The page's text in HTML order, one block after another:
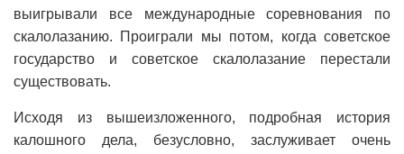
выигрывали все международные соревнования по
скалолазанию. Проиграли мы потом, когда советское
государство и советское скалолазание перестали
существовать.
Исходя из вышеизложенного, подробная история
калошного дела, безусловно, заслуживает очень